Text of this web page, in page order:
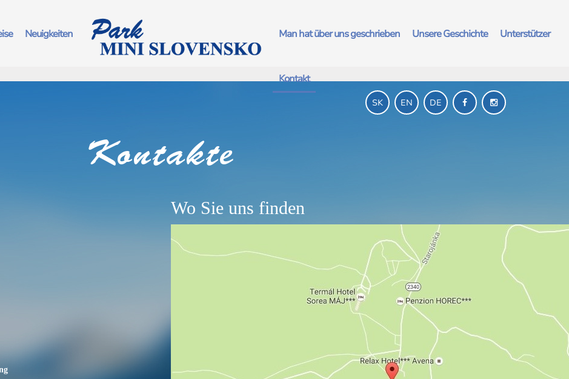
Neuigkeiten Man hat über uns geschrieben Unsere Geschichte Unterstützer
Kontakt
SK EN DE
Kontakte
Wo Sie uns finden